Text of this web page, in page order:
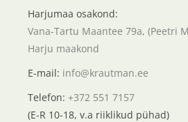
Harjumaa osakond:
Vana-Tartu Maantee 79a, (Peetri
Harju maakond
E-mail: info@krautman.ee
Telefon:+372 551 7157
(E-R 10-18, v.a riiklikud pühad)